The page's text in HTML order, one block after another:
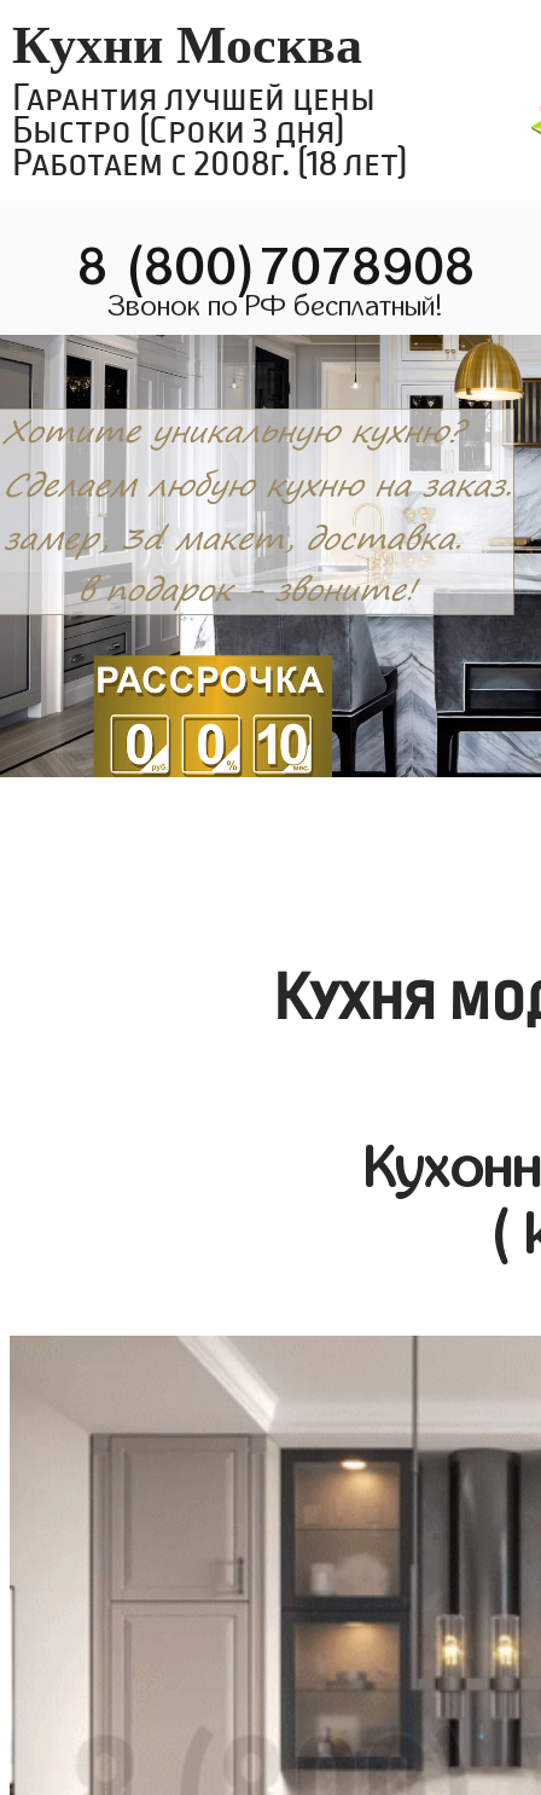
Кухни Москва
Гарантия лучшей цены
Быстро (Сроки 3 дня)
Работаем с 2008г. (18 лет)
8 (800)7078908
Звонок по РФ бесплатный!
Кухня
(